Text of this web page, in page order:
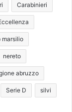
Carabinieri
marsilio
nereto
abruzzo
Serie D silvi